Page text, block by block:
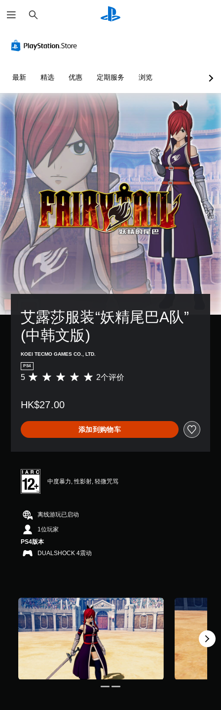
索
最新 精选 优惠 定期服务 浏览
艾露莎服装“妖精尾巴A队”
(中韩文版)
KOEI TECMO GAMES CO., LTD.
PS4
平
价
颗
星
（
颗
，
个
评
价
）
5 2个评价
HK$27.00
添加到购物车
中度暴力, 性影射, 轻微咒骂
离线游玩已启动
1位玩家
PS4版本
DUALSHOCK 4震动